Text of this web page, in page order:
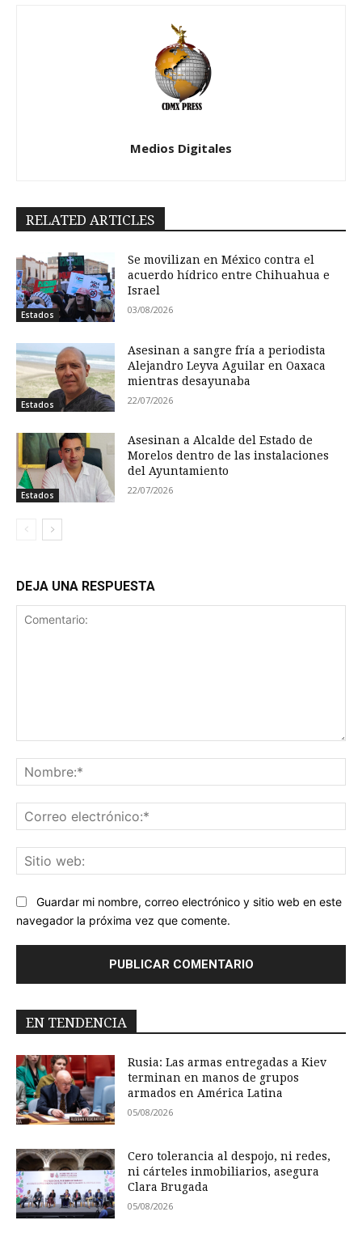
Medios Digitales
RELATED ARTICLES
Estados
Se movilizan en México contra el
acuerdo hídrico entre Chihuahua e
Israel
03/08/2026
Estados
Asesinan a sangre fría a periodista
Alejandro Leyva Aguilar en Oaxaca
mientras desayunaba
22/07/2026
Estados
Asesinan a Alcalde del Estado de
Morelos dentro de las instalaciones
del Ayuntamiento
22/07/2026
DEJA UNA RESPUESTA
Guardar mi nombre, correo electrónico y sitio web en este
navegador la próxima vez que comente.
EN TENDENCIA
Rusia: Las armas entregadas a Kiev
terminan en manos de grupos
armados en América Latina
05/08/2026
Cero tolerancia al despojo, ni redes,
ni cárteles inmobiliarios, asegura
Clara Brugada
05/08/2026